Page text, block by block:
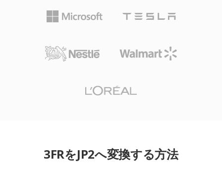
3FRをJP2へ変換する方法